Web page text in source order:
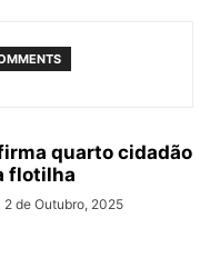
quarto cidadão
flotilha
2 de Outubro, 2025